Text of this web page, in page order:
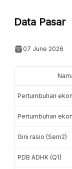
Data Pasar
07 June 2026
Pertumbuhan
Pertumbuhan
Gini rasio (Sem2)
PDB ADHK (Q1)